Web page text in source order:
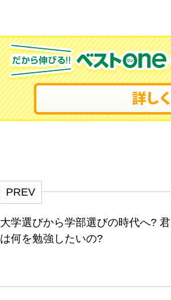
PREV
大学選びから学部選びの時代へ? 君
は何を勉強したいの?